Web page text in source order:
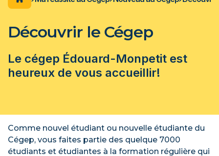
Besoin d'aide
Plan de réussite
Services du Cégep
Ma réussite à l'ÉNA
d’étudiant
de note
et départements
apprentissage
les pairs
lors de votre
de
covoiturage,
fournir de
Découvrir le Cégep
Le cégep Édouard-Monpetit est
heureux de vous accueillir!
Comme nouvel étudiant ou nouvelle étudiante du
Cégep, vous faites partie des quelque 7000
étudiants et étudiantes à la formation régulière qui